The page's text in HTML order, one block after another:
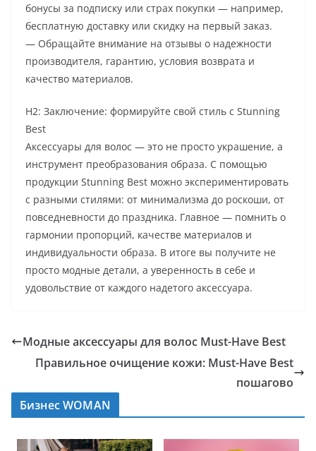
бонусы за подписку или страх покупки — например,
бесплатную доставку или скидку на первый заказ.
— Обращайте внимание на отзывы о надежности
производителя, гарантию, условия возврата и
качество материалов.
H2: Заключение: формируйте свой стиль с Stunning
Best
Аксессуары для волос — это не просто украшение, а
инструмент преобразования образа. С помощью
продукции Stunning Best можно экспериментировать
с разными стилями: от минимализма до роскоши, от
повседневности до праздника. Главное — помнить о
гармонии пропорций, качестве материалов и
индивидуальности образа. В итоге вы получите не
просто модные детали, а уверенность в себе и
удовольствие от каждого надетого аксессуара.
Модные аксессуары для волос Must-Have Best
Правильное очищение кожи: Must-Have Best
пошагово
Бизнес WOMAN